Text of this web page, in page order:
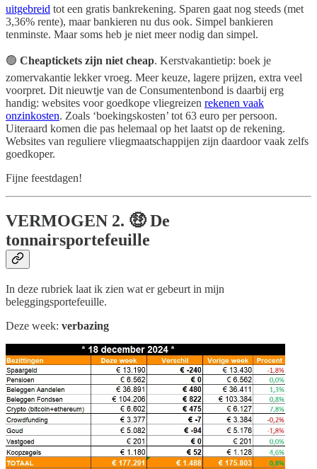
uitgebreid tot een gratis bankrekening. Sparen gaat nog steeds (met
3,36% rente), maar bankieren nu dus ook. Simpel bankieren
tenminste. Maar soms heb je niet meer nodig dan simpel.
🟢 Cheaptickets zijn niet cheap. Kerstvakantietip: boek je
zomervakantie lekker vroeg. Meer keuze, lagere prijzen, extra veel
voorpret. Dit nieuwtje van de Consumentenbond is daarbij erg
handig: websites voor goedkope vliegreizen rekenen vaak
onzinkosten. Zoals ‘boekingskosten’ tot 63 euro per persoon.
Uiteraard komen die pas helemaal op het laatst op de rekening.
Websites van reguliere vliegmaatschappijen zijn daardoor vaak zelfs
goedkoper.
Fijne feestdagen!
VERMOGEN 2. 🤑 De
tonnairsportefeuille
In deze rubriek laat ik zien wat er gebeurt in mijn
beleggingsportefeuille.
Deze week: verbazing